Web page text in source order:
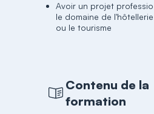
Avoir un projet
le domaine de
ou le tourisme
Contenu de la
formation